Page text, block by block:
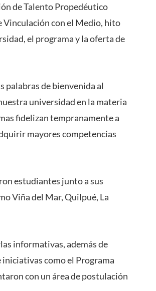
de Talento Propedéutico
con el Medio, hito
el programa y la oferta de
palabras de bienvenida al
universidad en la materia
fidelizan tempranamente a
mayores competencias
estudiantes junto a sus
Viña del Mar, Quilpué, La
informativas, además de
como el Programa
con un área de postulación